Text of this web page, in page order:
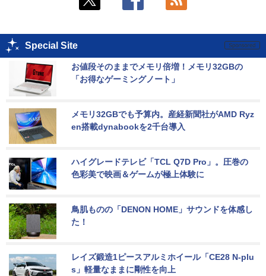
Special Site
お値段そのままでメモリ倍増！メモリ32GBの
「お得なゲーミングノート」
メモリ32GBでも予算内。産経新聞社がAMD Ryz
en搭載dynabookを2千台導入
ハイグレードテレビ「TCL Q7D Pro」。圧巻の
色彩美で映画＆ゲームが極上体験に
鳥肌ものの「DENON HOME」サウンドを体感し
た！
レイズ鍛造1ピースアルミホイール「CE28 N-plu
s」軽量なままに剛性を向上